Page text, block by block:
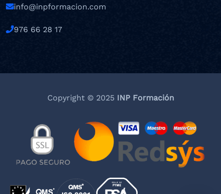
info@inpformacion.com
976 66 28 17
Copyright © 2025INP Formación